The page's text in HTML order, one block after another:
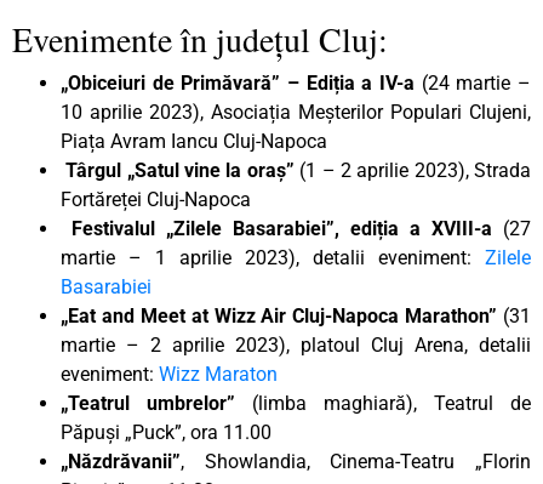
Evenimente în județul Cluj:
„Obiceiuri de Primăvară” – Ediția a IV-a (24 martie –
10 aprilie 2023), Asociația Meșterilor Populari Clujeni,
Piața Avram Iancu Cluj-Napoca
Târgul „Satul vine la oraș” (1 – 2 aprilie 2023), Strada
Fortăreței Cluj-Napoca
Festivalul „Zilele Basarabiei”, ediția a XVIII-a (27
martie – 1 aprilie 2023), detalii eveniment: Zilele
Basarabiei
„Eat and Meet at Wizz Air Cluj-Napoca Marathon” (31
martie – 2 aprilie 2023), platoul Cluj Arena, detalii
eveniment: Wizz Maraton
„Teatrul umbrelor” (limba maghiară), Teatrul de
Păpuși „Puck”, ora 11.00
„Năzdrăvanii”, Showlandia, Cinema-Teatru „Florin